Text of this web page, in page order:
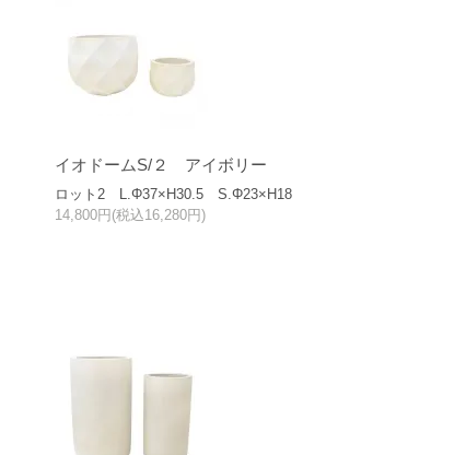
イオドームS/２ アイボリー
ロット2 L.Φ37×H30.5 S.Φ23×H18
14,800円(税込16,280円)